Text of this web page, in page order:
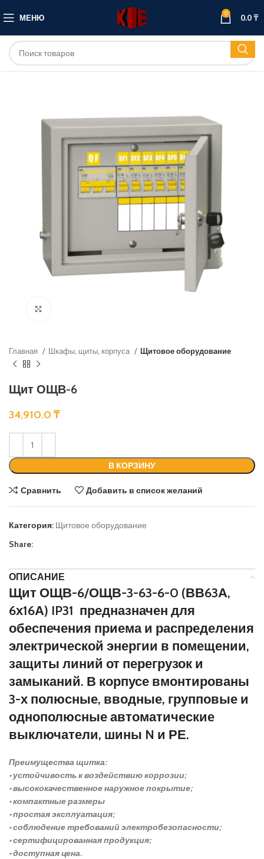
МЕНЮ 0 0.0₸
Главная Шкафы, щиты, корпуса Щитовое оборудование
Щит ОЩВ-6
34,910.0 ₸
В КОРЗИНУ
Сравнить Добавить в список желаний
Категория: Щитовое оборудование
Share:
ОПИСАНИЕ
Щит ОЩВ-6/ОЩВ-3-63-6-0 (ВВ63А,
6х16А) IP31 предназначен для
обеспечения приема и распределения
электрической энергии в помещении,
защиты линий от перегрузок и
замыканий. В корпусе вмонтированы
3-х полюсные, вводные, групповые и
однополюсные автоматические
выключатели, шины N и РЕ.
Преимущества щитка:
• устойчивость к воздействию коррозии;
• высококачественное наружное покрытие;
• компактные размеры
• простая эксплуатация;
• соблюдение требований электробезопасности;
• сертифицированная продукция;
• доступная цена.